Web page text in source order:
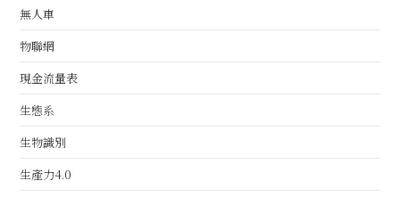
無人車
物聯網
現金流量表
生態系
生物識別
生產力4.0